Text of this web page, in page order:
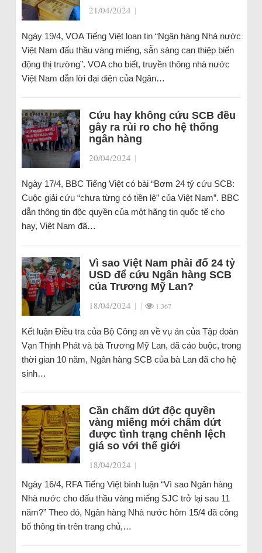
21/04/2024 |
Ngày 19/4, VOA Tiếng Việt loan tin “Ngân hàng Nhà nước
Việt Nam đấu thầu vàng miếng, sẵn sàng can thiệp biến
động thị trường”. VOA cho biết, truyền thông nhà nước
Việt Nam dẫn lời đại diện của Ngân…
Cứu hay không cứu SCB đều
gây ra rủi ro cho hệ thống
ngân hàng
20/04/2024 |
Ngày 17/4, BBC Tiếng Việt có bài “Bơm 24 tỷ cứu SCB:
Cuộc giải cứu “chưa từng có tiền lệ” của Việt Nam”. BBC
dẫn thông tin độc quyền của một hãng tin quốc tế cho
hay, Việt Nam đã…
Vì sao Việt Nam phải đổ 24 tỷ
USD để cứu Ngân hàng SCB
của Trương Mỹ Lan?
18/04/2024 | | 1.367
Kết luận Điều tra của Bộ Công an về vụ án của Tập đoàn
Vạn Thịnh Phát và bà Trương Mỹ Lan, đã cáo buộc, trong
thời gian 10 năm, Ngân hàng SCB của bà Lan đã cho hệ
sinh…
Cần chấm dứt độc quyền
vàng miếng mới chấm dứt
được tình trạng chênh lệch
giá so với thế giới
18/04/2024 |
Ngày 16/4, RFA Tiếng Việt bình luận “Vì sao Ngân hàng
Nhà nước cho đấu thầu vàng miếng SJC trở lại sau 11
năm?” Theo đó, Ngân hàng Nhà nước hôm 15/4 đã công
bố thông tin trên trang chủ,…